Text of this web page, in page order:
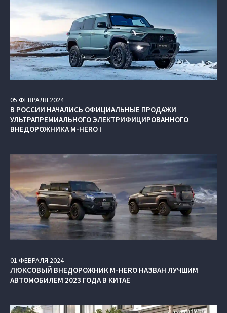
05 ФЕВРАЛЯ 2024
В РОССИИ НАЧАЛИСЬ ОФИЦИАЛЬНЫЕ ПРОДАЖИ
УЛЬТРАПРЕМИАЛЬНОГО ЭЛЕКТРИФИЦИРОВАННОГО
ВНЕДОРОЖНИКА M‑HERO I
01 ФЕВРАЛЯ 2024
ЛЮКСОВЫЙ ВНЕДОРОЖНИК M‑HERO НАЗВАН ЛУЧШИМ
АВТОМОБИЛЕМ 2023 ГОДА В КИТАЕ